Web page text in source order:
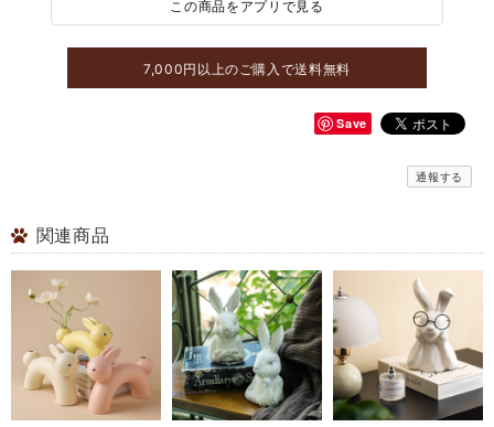
この商品をアプリで見る
7,000円以上のご購入で送料無料
Save
通報する
関連商品